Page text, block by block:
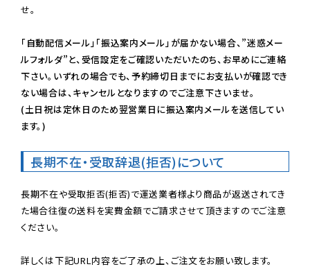
せ。
「自動配信メール」「振込案内メール」が届かない場合、”迷惑メー
ルフォルダ”と、受信設定をご確認いただいたのち、お早めにご連絡
下さい。いずれの場合でも、予約締切日までにお支払いが確認でき
ない場合は、キャンセルとなりますのでご注意下さいませ。
(土日祝は定休日のため翌営業日に振込案内メールを送信してい
ます。)
長期不在・受取辞退(拒否)について
長期不在や受取拒否(拒否)で運送業者様より商品が返送されてき
た場合往復の送料を実費金額でご請求させて頂きますのでご注意
ください。